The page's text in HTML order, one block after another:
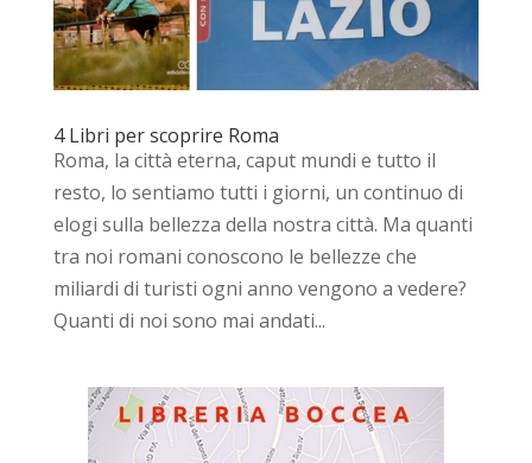
4 Libri per scoprire Roma
Roma, la città eterna, caput mundi e tutto il
resto, lo sentiamo tutti i giorni, un continuo di
elogi sulla bellezza della nostra città. Ma quanti
tra noi romani conoscono le bellezze che
miliardi di turisti ogni anno vengono a vedere?
Quanti di noi sono mai andati...